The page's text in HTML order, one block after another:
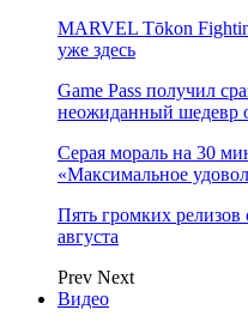
MARVEL Tōkon
уже здесь
Game Pass получил
неожиданный шедевр
Серая мораль на 30
«Максимальное
Пять громких релизов
августа
Prev Next
Видео